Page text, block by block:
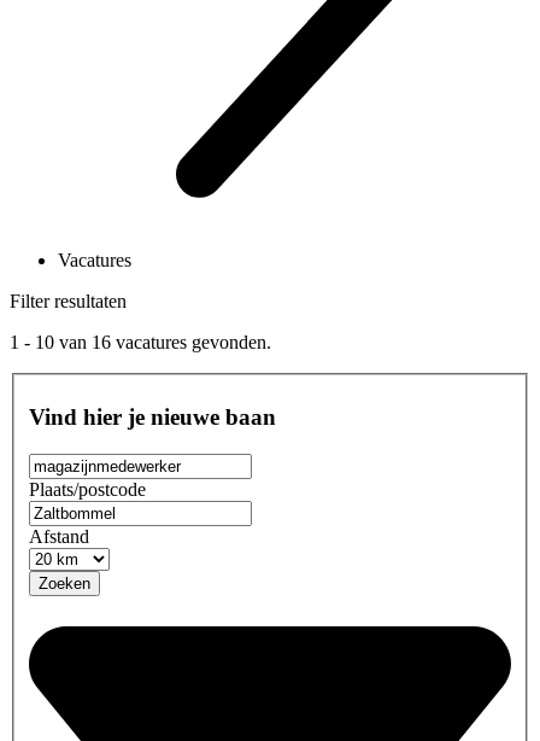
Vacatures
Filter resultaten
1 - 10 van 16 vacatures gevonden.
Vind hier je nieuwe baan
Plaats/postcode
Afstand
Zoeken